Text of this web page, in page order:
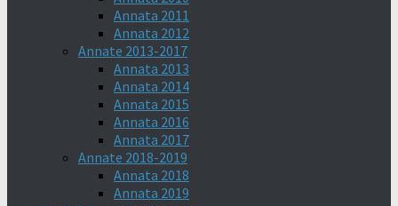
Annata 2011
Annata 2012
Annate 2013-2017
Annata 2013
Annata 2014
Annata 2015
Annata 2016
Annata 2017
Annate 2018-2019
Annata 2018
Annata 2019